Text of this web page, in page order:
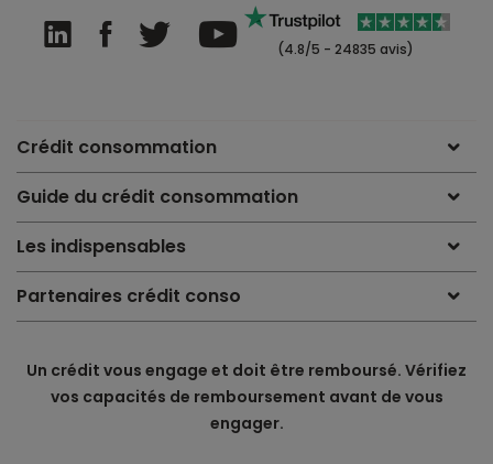
(4.8/5 - 24835 avis)
Crédit consommation
Guide du crédit consommation
Les indispensables
Partenaires crédit conso
Un crédit vous engage et doit être remboursé. Vérifiez
vos capacités de remboursement avant de vous
engager.